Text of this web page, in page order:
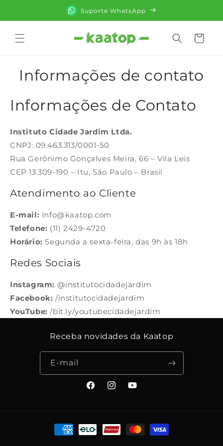
conteúdo
Suporte WhatsApp
Carrinho
Informações de contato
Informações de Contato
Instituto Cidade Jardim Ltda.
CNPJ: 09.463.313/0001-50
Rua Gerônimo Gonçalves Meira, 66 – Vila Leis
CEP 13.309-190 – Itu, São Paulo – Brasil
Atendimento ao Cliente
E-mail: info@kaatop.com
Telefone: (11) 2429-4720
Horário: Segunda a sexta-feira, das 9h às 18h
Redes Sociais
Instagram: @institutocidadejardim
Facebook: /institutocidadejardim
YouTube: /bit.ly/youtubecidadejardim
Receba novidades da Kaatop
E-mail
FacebookInstagramYouTube
Formas
de